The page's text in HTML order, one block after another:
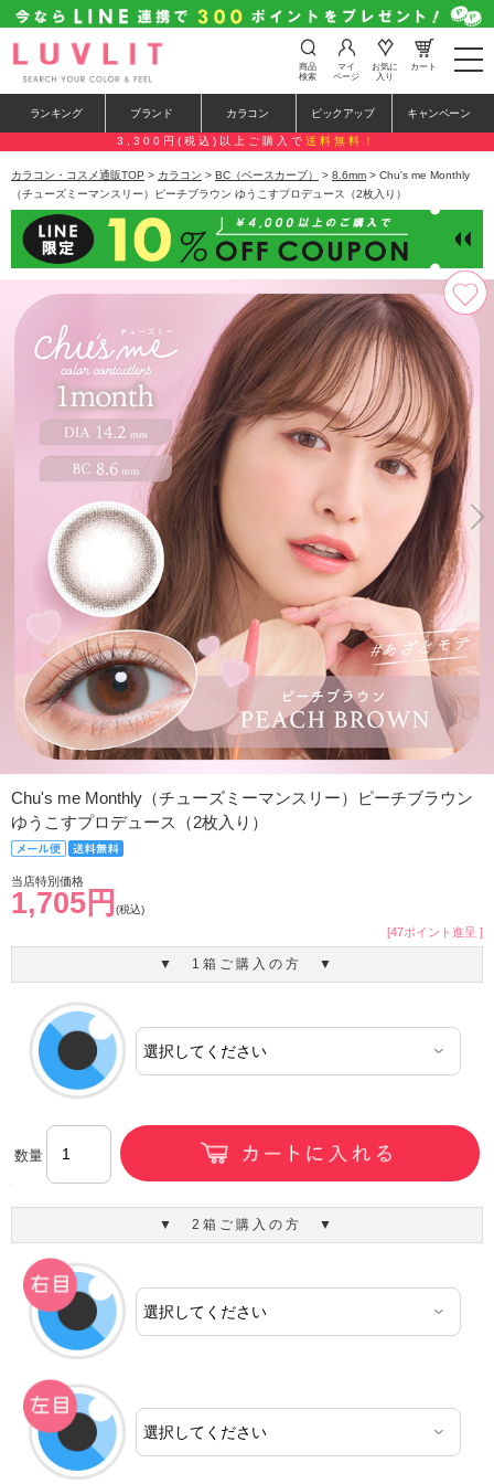
t
o
e
n
a
a
i
o
n
商品
検索
マイ
ページ
お気に
入り
カート
ランキング ブランド カラコン ピックアップ キャンペーン
3,300円(税込)以上ご購入で 送料無料！
カラコン・コスメ通販TOP > カラコン > BC（ベースカーブ） > 8.6mm > Chu's me Monthly
（チューズミーマンスリー）ピーチブラウン ゆうこすプロデュース（2枚入り）
Chu's me Monthly（チューズミーマンスリー）ピーチブラウン
ゆうこすプロデュース（2枚入り）
当店特別価格
1,705円 (税込)
[47ポイント進呈 ]
▼ 1箱ご購入の方 ▼
数量
▼ 2箱ご購入の方 ▼